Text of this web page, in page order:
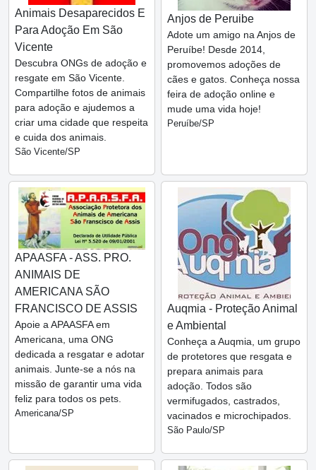
Animais Desaparecidos E
Para Adoção Em São
Vicente
Descubra ONGs de adoção e
resgate em São Vicente.
Compartilhe fotos de animais
para adoção e ajudemos a
criar uma cidade que respeita
e cuida dos animais.
São Vicente/SP
Anjos de Peruibe
Adote um amigo na Anjos de
Peruíbe! Desde 2014,
promovemos adoções de
cães e gatos. Conheça nossa
feira de adoção online e
mude uma vida hoje!
Peruíbe/SP
APAASFA - ASS. PRO.
ANIMAIS DE
AMERICANA SÃO
FRANCISCO DE ASSIS
Apoie a APAASFA em
Americana, uma ONG
dedicada a resgatar e adotar
animais. Junte-se a nós na
missão de garantir uma vida
feliz para todos os pets.
Americana/SP
Auqmia - Proteção Animal
e Ambiental
Conheça a Auqmia, um grupo
de protetores que resgata e
prepara animais para
adoção. Todos são
vermifugados, castrados,
vacinados e microchipados.
São Paulo/SP